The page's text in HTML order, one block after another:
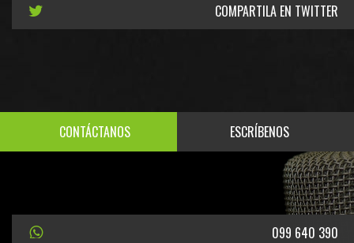
COMPARTILA EN TWITTER
CONTÁCTANOS ESCRÍBENOS
099 640 390